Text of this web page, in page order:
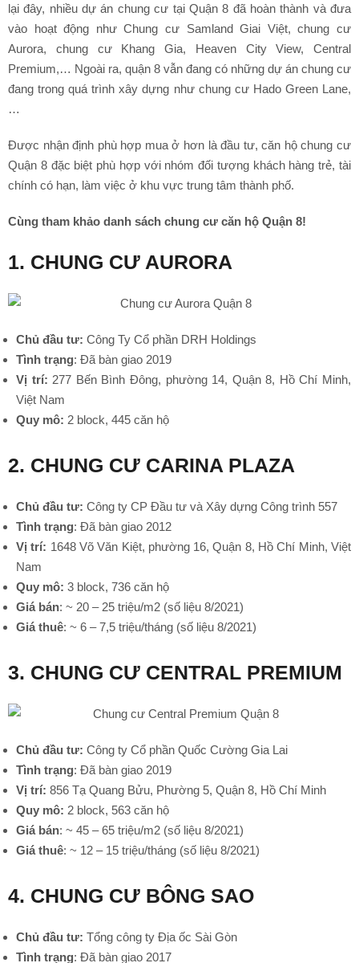
•
•
lại đây, nhiều dự án chung cư tại Quận 8 đã hoàn thành và đưa
vào hoạt động như Chung cư Samland Giai Việt, chung cư
Aurora, chung cư Khang Gia, Heaven City View, Central
Premium,… Ngoài ra, quận 8 vẫn đang có những dự án chung cư
đang trong quá trình xây dựng như chung cư Hado Green Lane,
…
Được nhận định phù hợp mua ở hơn là đầu tư, căn hộ chung cư
Quận 8 đặc biệt phù hợp với nhóm đối tượng khách hàng trẻ, tài
chính có hạn, làm việc ở khu vực trung tâm thành phố.
Cùng tham khảo danh sách chung cư căn hộ Quận 8!
1. CHUNG CƯ AURORA
Chủ đầu tư: Công Ty Cổ phần DRH Holdings
Tình trạng: Đã bàn giao 2019
Vị trí: 277 Bến Bình Đông, phường 14, Quận 8, Hồ Chí Minh,
Việt Nam
Quy mô: 2 block, 445 căn hộ
2. CHUNG CƯ CARINA PLAZA
Chủ đầu tư: Công ty CP Đầu tư và Xây dựng Công trình 557
Tình trạng: Đã bàn giao 2012
Vị trí: 1648 Võ Văn Kiệt, phường 16, Quận 8, Hồ Chí Minh, Việt
Nam
Quy mô: 3 block, 736 căn hộ
Giá bán: ~ 20 – 25 triệu/m2 (số liệu 8/2021)
Giá thuê: ~ 6 – 7,5 triệu/tháng (số liệu 8/2021)
3. CHUNG CƯ CENTRAL PREMIUM
Chủ đầu tư: Công ty Cổ phần Quốc Cường Gia Lai
Tình trạng: Đã bàn giao 2019
Vị trí: 856 Tạ Quang Bửu, Phường 5, Quận 8, Hồ Chí Minh
Quy mô: 2 block, 563 căn hộ
Giá bán: ~ 45 – 65 triệu/m2 (số liệu 8/2021)
Giá thuê: ~ 12 – 15 triệu/tháng (số liệu 8/2021)
4. CHUNG CƯ BÔNG SAO
Chủ đầu tư: Tổng công ty Địa ốc Sài Gòn
Tình trạng: Đã bàn giao 2017